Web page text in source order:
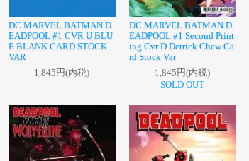
DC MARVEL BATMAN D
EADPOOL #1 CVR U BLU
E BLANK CARD STOCK
VAR
1,845円(内税)
DC MARVEL BATMAN D
EADPOOL #1 Second Print
ing Cvr D Derrick Chew Ca
rd Stock Var
1,845円(内税)
SOLD OUT